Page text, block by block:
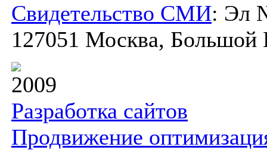
Свидетельство СМИ: Эл
127051 Москва, Большой
2009
Разработка сайтов
Продвижение